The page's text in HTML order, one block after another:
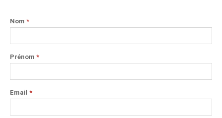
Nom *
Prénom *
Email *